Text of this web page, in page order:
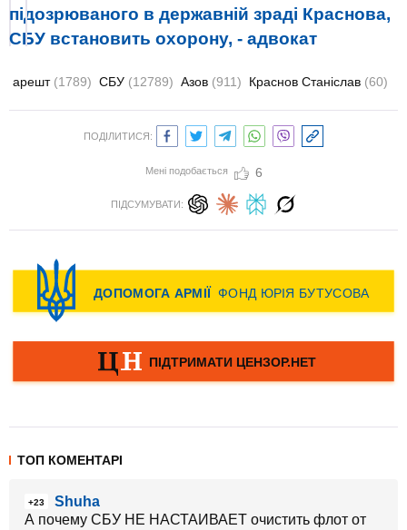
підозрюваного в державній зраді Краснова,
СБУ встановить охорону, - адвокат
арешт (1789) СБУ (12789) Азов (911) Краснов Станіслав (60)
ПОДІЛИТИСЯ:
Мені подобається 6
ПІДСУМУВАТИ:
ТОП КОМЕНТАРІ
+23
Shuha
А почему СБУ НЕ НАСТАИВАЕТ очистить флот от